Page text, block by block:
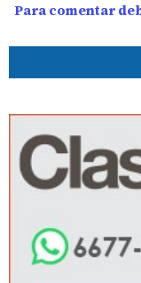
Para comentar